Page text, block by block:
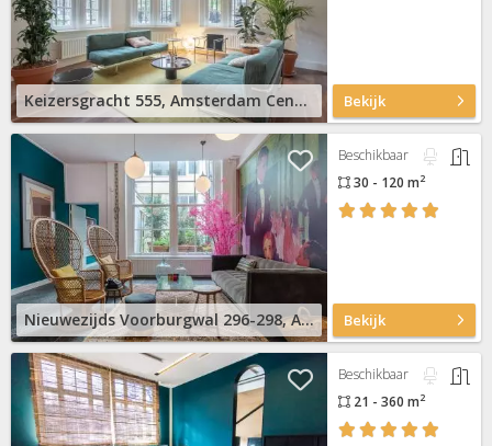
Keizersgracht 555, Amsterdam Centrum Bekijk
Nieuwezijds Voorburgwal 296-298, Amsterdam Centrum
Beschikbaar
30 - 120 m2
Bekijk
Beschikbaar
21 - 360 m2